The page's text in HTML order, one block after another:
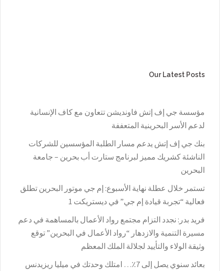
Our Latest Posts
مؤسسة جي إف إتش فاونديشن تتعاون مع كاف الإنسانية
لدعم الأسر البحرينية المتعففة
بنك جي إف إتش يدعم مسار الطلبة المؤسسين للشركات
الناشئة كشريك مميز لبرنامج ستارت أب بحرين – جامعة
البحرين
تستمر خلال عطلة نهاية الأسبوع: إم جي موتور البحرين تطلق
فعالية “تجربة قيادة إم جي” في ديستريكت 1
فريد بدر: نجدد التزام مجتمع رواد الأعمال بالمساهمة في دعم
مسيرة التنمية والازدهار “رواد الأعمال في البحرين” توقع
وثيقة الولاء والتأييد لجلالة الملك المعظم
بعائد سنوي يصل إلى 7٪؜… امتلك وحدتك في ميليا ريزيدنس